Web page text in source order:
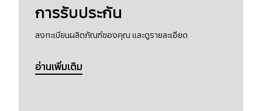
การรับประกัน
ลงทะเบียนผลิตภัณฑ์ของคุณ และดูรายละเอียด
อ่านเพิ่มเติม